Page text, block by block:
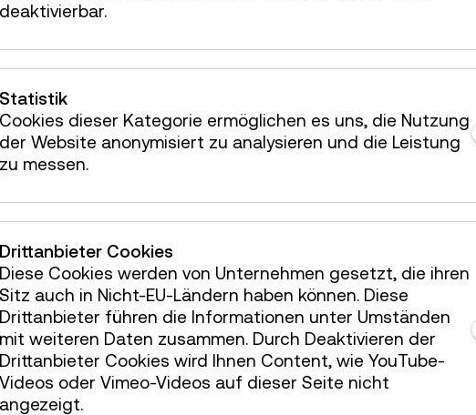
wird von zwei
und betreut.
ein Smartphone mit einer
Idealerweise haben alle
Smartphone.
zu je 2–3
einen Computer
und Webcam.
ist Zoom.
(App-Download,
für das Zoom-Meeting erhält
vor dem gebuchten Termin
Home-Schooling, benötigt
Computer und ein
Di 08.09. 10:15
Fr 11.09. 10:15 Uhr
Mi 16.09. 10:15
deaktivierbar.
Statistik
Cookies dieser Kategorie ermöglichen es uns, die Nutzung
der Website anonymisiert zu analysieren und die Leistung
zu messen.
Drittanbieter Cookies
Diese Cookies werden von Unternehmen gesetzt, die ihren
Sitz auch in Nicht-EU-Ländern haben können. Diese
Drittanbieter führen die Informationen unter Umständen
mit weiteren Daten zusammen. Durch Deaktivieren der
Drittanbieter Cookies wird Ihnen Content, wie YouTube-
Videos oder Vimeo-Videos auf dieser Seite nicht
angezeigt.